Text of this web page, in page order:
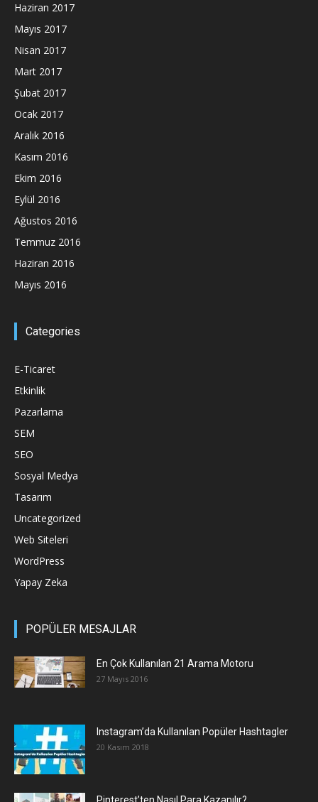
Haziran 2017
Mayıs 2017
Nisan 2017
Mart 2017
Şubat 2017
Ocak 2017
Aralık 2016
Kasım 2016
Ekim 2016
Eylül 2016
Ağustos 2016
Temmuz 2016
Haziran 2016
Mayıs 2016
Categories
E-Ticaret
Etkinlik
Pazarlama
SEM
SEO
Sosyal Medya
Tasarım
Uncategorized
Web Siteleri
WordPress
Yapay Zeka
POPÜLER MESAJLAR
En Çok Kullanılan 21 Arama Motoru
27 Mayıs 2016
Instagram’da Kullanılan Popüler Hashtagler
20 Kasım 2018